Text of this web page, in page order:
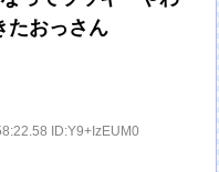
たおっさん
ID:Y9+IzEUM0